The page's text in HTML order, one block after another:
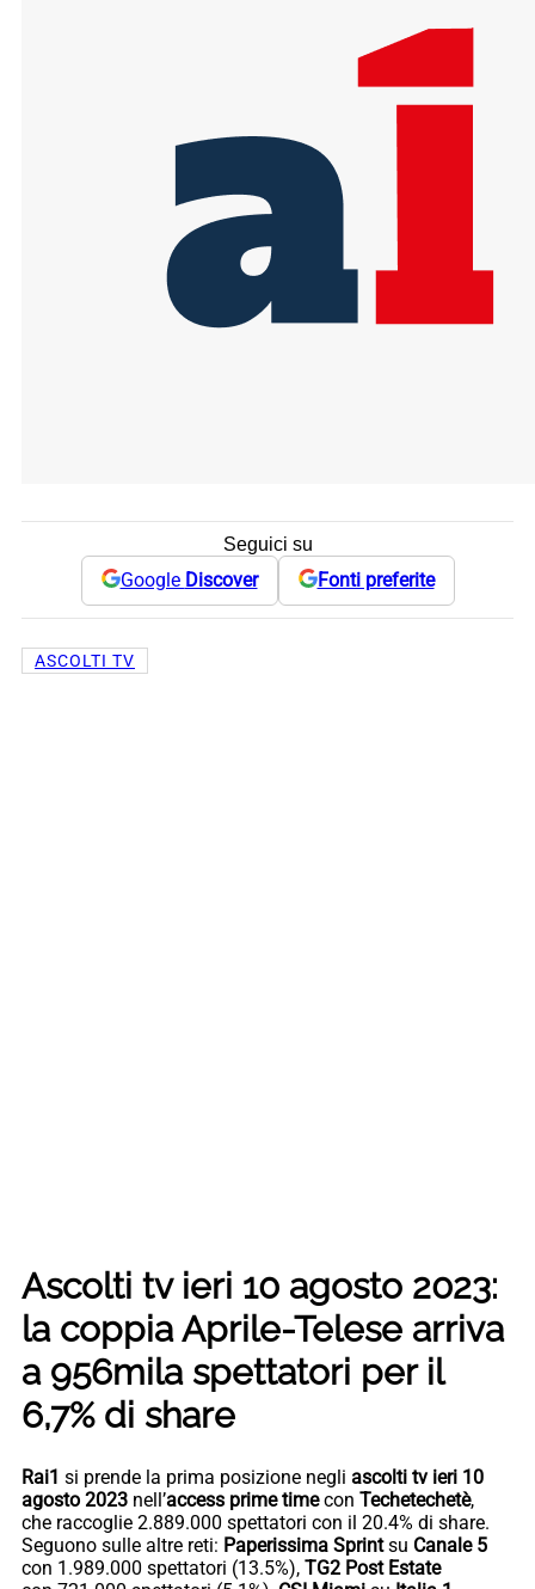
Seguici su
Google Discover Fonti preferite
ASCOLTI TV
Ascolti tv ieri 10 agosto 2023:
la coppia Aprile-Telese arriva
a 956mila spettatori per il
6,7% di share
Rai1 si prende la prima posizione negli ascolti tv ieri 10
agosto 2023 nell’access prime timecon Techetechetè,
che raccoglie 2.889.000 spettatori con il 20.4% di share.
Seguono sulle altre reti: Paperissima Sprintsu Canale 5
con 1.989.000 spettatori (13.5%), TG2 Post Estate